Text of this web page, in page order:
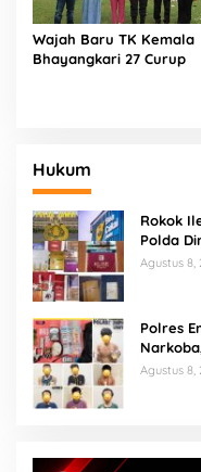
Wajah Baru TK Kemala
Bhayangkari 27 Curup
Hukum
Rokok
Polda
Agustus 8,
Polres
Agustus 8,